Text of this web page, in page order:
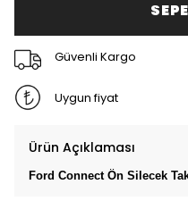
Güvenli Kargo
Uygun fiyat
Ürün Açıklaması
Ford Connect Ön Silecek